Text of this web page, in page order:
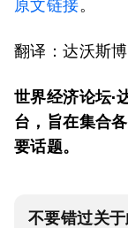
原文链接。
翻译：达沃斯
世界经济论坛·
台，旨在集合
要话题。
不要错过关